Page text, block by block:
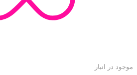
موجود در انبار